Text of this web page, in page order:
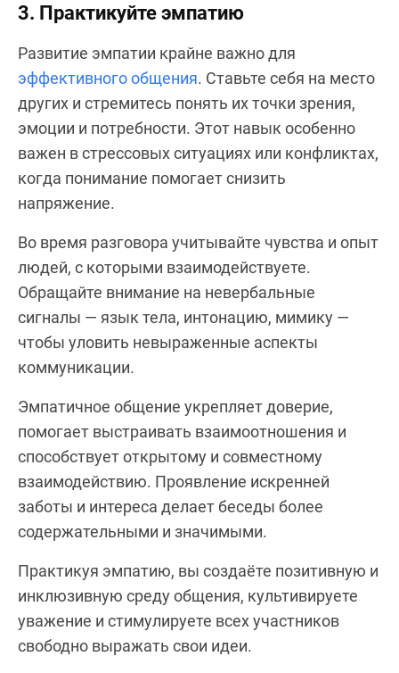
3. Практикуйте эмпатию
Развитие эмпатии крайне важно для
эффективного общения. Ставьте себя на место
других и стремитесь понять их точки зрения,
эмоции и потребности. Этот навык особенно
важен в стрессовых ситуациях или конфликтах,
когда понимание помогает снизить
напряжение.
Во время разговора учитывайте чувства и опыт
людей, с которыми взаимодействуете.
Обращайте внимание на невербальные
сигналы — язык тела, интонацию, мимику —
чтобы уловить невыраженные аспекты
коммуникации.
Эмпатичное общение укрепляет доверие,
помогает выстраивать взаимоотношения и
способствует открытому и совместному
взаимодействию. Проявление искренней
заботы и интереса делает беседы более
содержательными и значимыми.
Практикуя эмпатию, вы создаёте позитивную и
инклюзивную среду общения, культивируете
уважение и стимулируете всех участников
свободно выражать свои идеи.